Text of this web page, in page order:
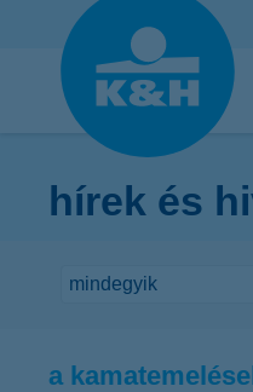
hírek és
a